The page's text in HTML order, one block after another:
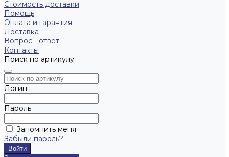
Стоимость доставки
Помощь
Оплата и гарантия
Доставка
Вопрос - ответ
Контакты
Поиск по артикулу
Логин
Пароль
Запомнить меня
Забыли пароль?